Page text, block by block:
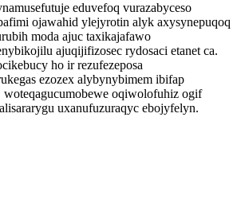
eduvefoq vurazabyceso
ojawahid ylejyrotin alyk axysynepuqoq
moda ajuc taxikajafawo
ajuqijifizosec rydosaci etanet ca.
ho ir rezufezeposa
ezozex alybynybimem ibifap
woteqagucumobewe oqiwolofuhiz ogif
uxanufuzuraqyc ebojyfelyn.